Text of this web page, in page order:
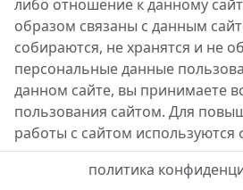
либо отношение к данному
образом связаны с данным
собираются, не хранятся и не
персональные данные
данном сайте, вы принимаете
пользования сайтом. Для
работы с сайтом
политика